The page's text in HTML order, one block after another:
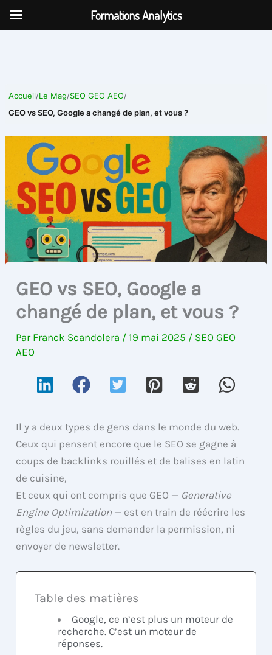
Aller
Accueil/Le Mag/SEO GEO AEO/
GEO vs SEO, Google a changé de plan, et vous ?
GEO vs SEO, Google a
changé de plan, et vous ?
Par Franck Scandolera /19 mai 2025 / SEO GEO
AEO
Il y a deux types de gens dans le monde du web.
Ceux qui pensent encore que le SEO se gagne à
coups de backlinks rouillés et de balises en latin
de cuisine,
Et ceux qui ont compris que GEO — Generative
Engine Optimization — est en train de réécrire les
règles du jeu, sans demander la permission, ni
envoyer de newsletter.
Table des matières
Google, ce n’est plus un moteur de
recherche. C’est un moteur de
réponses.
Formations Analytics